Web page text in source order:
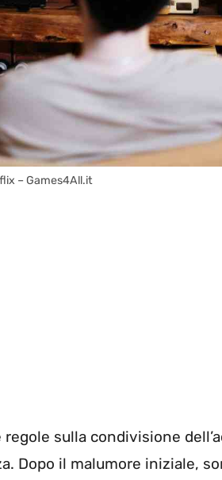
– Games4All.it
sulla condivisione
Dopo il malumore iniziale,